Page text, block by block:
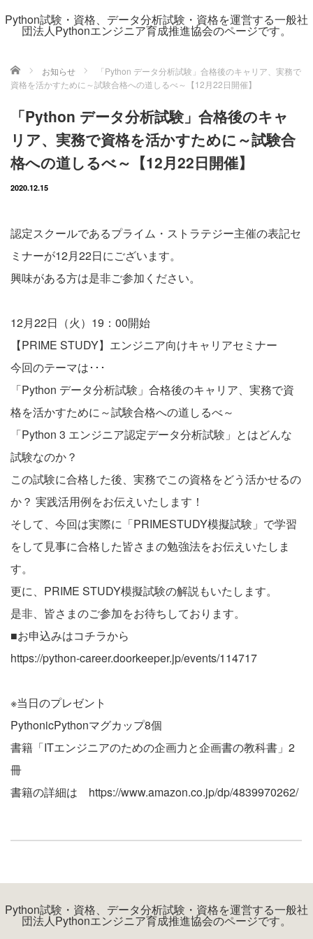
Python試験・資格、データ分析試験・資格を運営する一般社
団法人Pythonエンジニア育成推進協会のページです。
ホーム お知らせ
「Python データ分析試験」合格後のキャリア、実務で
資格を活かすために～試験合格への道しるべ～【12月22日開催】
「Python データ分析試験」合格後のキャ
リア、実務で資格を活かすために～試験合
格への道しるべ～【12月22日開催】
2020.12.15
認定スクールであるプライム・ストラテジー主催の表記セ
ミナーが12月22日にございます。
興味がある方は是非ご参加ください。
12月22日（火）19：00開始
【PRIME STUDY】エンジニア向けキャリアセミナー
今回のテーマは･･･
「Python データ分析試験」合格後のキャリア、実務で資
格を活かすために～試験合格への道しるべ～
「Python 3 エンジニア認定データ分析試験」とはどんな
試験なのか？
この試験に合格した後、実務でこの資格をどう活かせるの
か？ 実践活用例をお伝えいたします！
そして、今回は実際に「PRIMESTUDY模擬試験」で学習
をして見事に合格した皆さまの勉強法をお伝えいたしま
す。
更に、PRIME STUDY模擬試験の解説もいたします。
是非、皆さまのご参加をお待ちしております。
■お申込みはコチラから
https://python-career.doorkeeper.jp/events/114717
※当日のプレゼント
PythonicPythonマグカップ8個
書籍「ITエンジニアのための企画力と企画書の教科書」2
冊
書籍の詳細は https://www.amazon.co.jp/dp/4839970262/
Python試験・資格、データ分析試験・資格を運営する一般社
団法人Pythonエンジニア育成推進協会のページです。